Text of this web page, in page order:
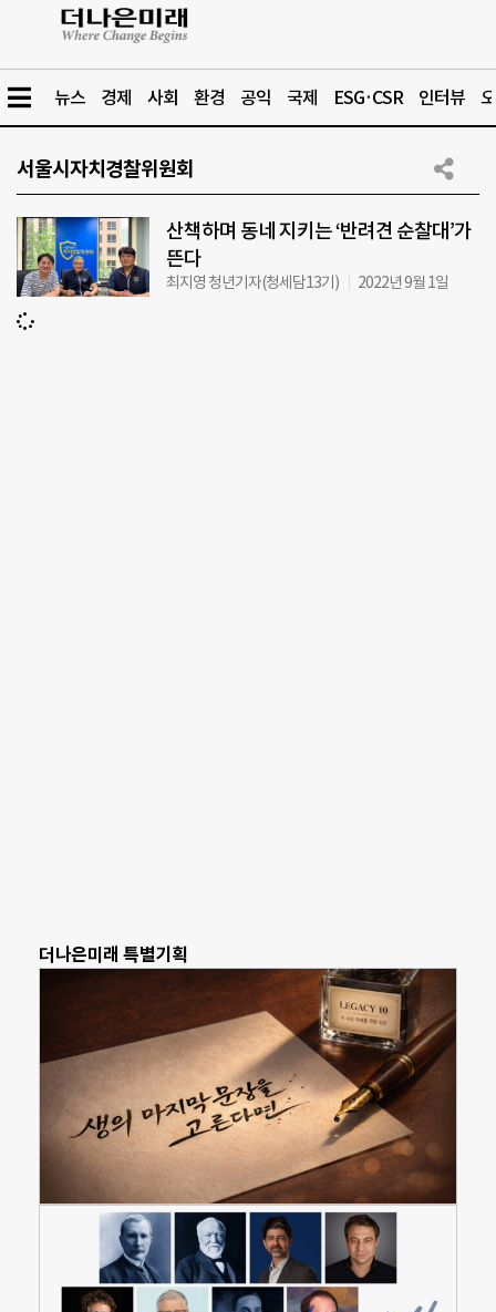
뉴스 경제 사회 환경 공익 국제 ESG·CSR 인터뷰
서울시자치경찰위원회
산책하며 동네 지키는 ‘반려견 순찰대’가
뜬다
최지영 청년기자(청세담13기) 2022년 9월 1일
더나은미래 특별기획